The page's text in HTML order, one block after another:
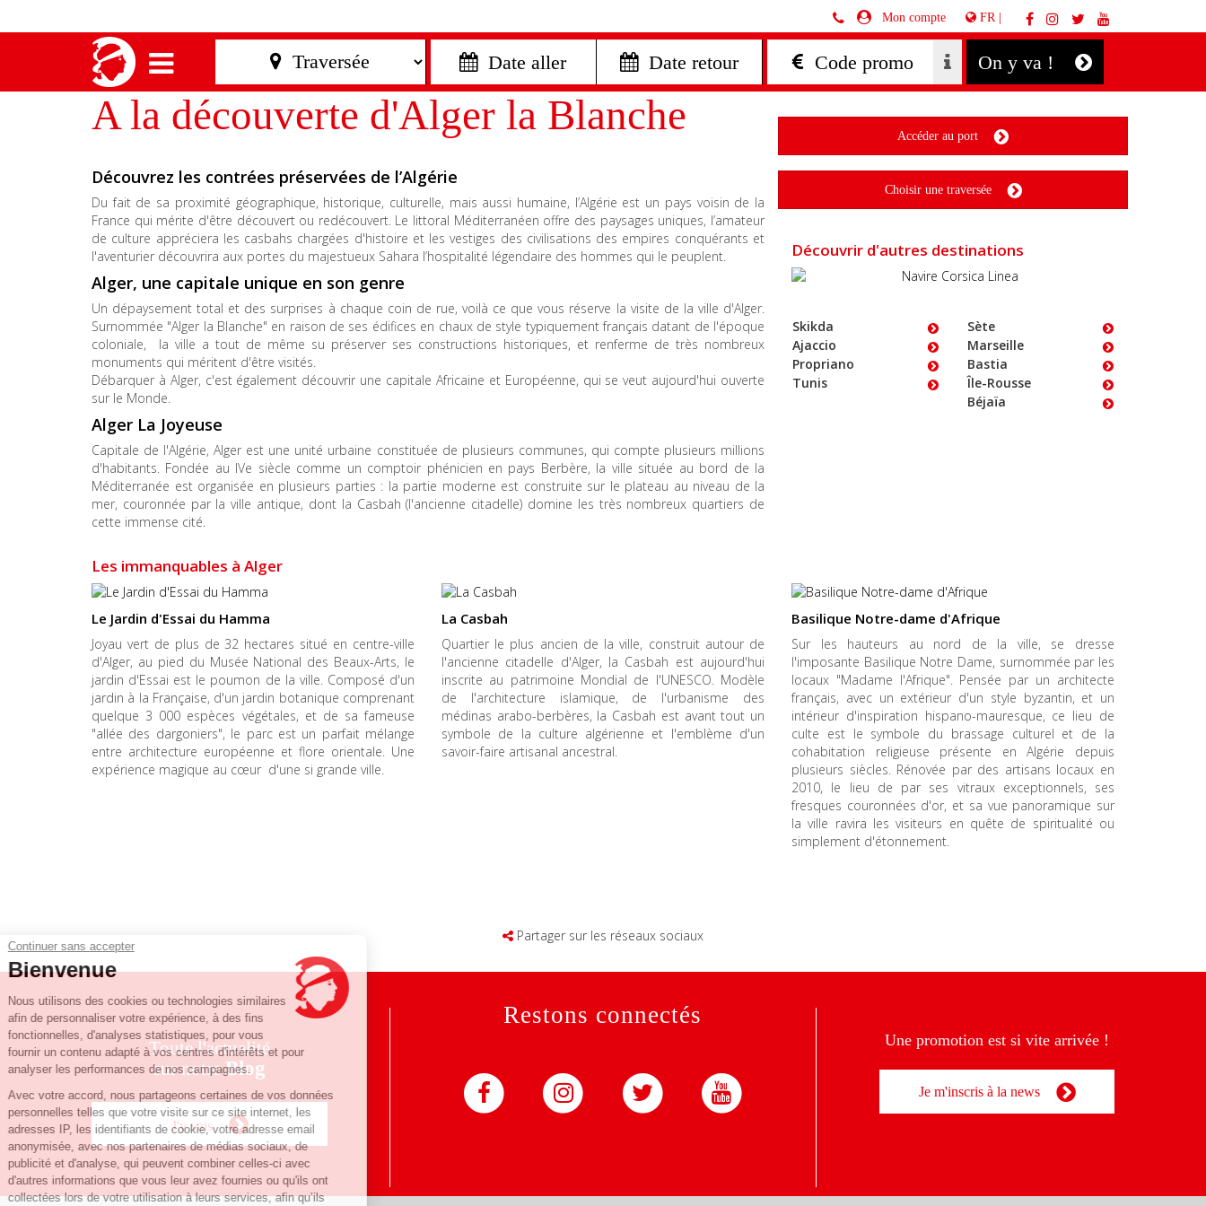
Continuer sans accepter
Bienvenue
Nous utilisons des cookies ou technologies similaires
afin de personnaliser votre expérience, à des fins
fonctionnelles, d'analyses statistiques, pour vous
fournir un contenu adapté à vos centres d'intérêts et pour
analyser les performances de nos campagnes.
Avec votre accord, nous partageons certaines de vos données
personnelles telles que votre visite sur ce site internet, les
adresses IP, les identifiants de cookie, votre adresse email
anonymisée, avec nos partenaires de médias sociaux, de
publicité et d'analyse, qui peuvent combiner celles-ci avec
d'autres informations que vous leur avez fournies ou qu'ils ont
collectées lors de votre utilisation à leurs services, afin qu’ils
Mon compte FR |
 Date aller  Date retour
A la découverte d'Alger la Blanche
Découvrez les contrées préservées de l’Algérie
Du fait de sa proximité géographique, historique, culturelle, mais aussi humaine, l’Algérie est un pays voisin de la
France qui mérite d'être découvert ou redécouvert. Le littoral Méditerranéen offre des paysages uniques, l’amateur
de culture appréciera les casbahs chargées d'histoire et les vestiges des civilisations des empires conquérants et
l'aventurier découvrira aux portes du majestueux Sahara l’hospitalité légendaire des hommes qui le peuplent.
Alger, une capitale unique en son genre
Un dépaysement total et des surprises à chaque coin de rue, voilà ce que vous réserve la visite de la ville d'Alger.
Surnommée "Alger la Blanche" en raison de ses édifices en chaux de style typiquement français datant de l'époque
coloniale, la ville a tout de même su préserver ses constructions historiques, et renferme de très nombreux
monuments qui méritent d'être visités.
Débarquer à Alger, c'est également découvrir une capitale Africaine et Européenne, qui se veut aujourd'hui ouverte
sur le Monde.
Alger La Joyeuse
Capitale de l'Algérie, Alger est une unité urbaine constituée de plusieurs communes, qui compte plusieurs millions
d'habitants. Fondée au IVe siècle comme un comptoir phénicien en pays Berbère, la ville située au bord de la
Méditerranée est organisée en plusieurs parties : la partie moderne est construite sur le plateau au niveau de la
mer, couronnée par la ville antique, dont la Casbah (l'ancienne citadelle) domine les très nombreux quartiers de
cette immense cité.
Accéder au port
Choisir une traversée
Découvrir d'autres destinations
Skikda
Ajaccio
Propriano
Tunis
Sète
Marseille
Bastia
Île-Rousse
Béjaïa
Les immanquables à Alger
Le Jardin d'Essai du Hamma
Joyau vert de plus de 32 hectares situé en centre-ville
d'Alger, au pied du Musée National des Beaux-Arts, le
jardin d'Essai est le poumon de la ville. Composé d'un
jardin à la Française, d'un jardin botanique comprenant
quelque 3 000 espèces végétales, et de sa fameuse
"allée des dargoniers", le parc est un parfait mélange
entre architecture européenne et flore orientale. Une
expérience magique au cœur d'une si grande ville.
La Casbah
Quartier le plus ancien de la ville, construit autour de
l'ancienne citadelle d'Alger, la Casbah est aujourd'hui
inscrite au patrimoine Mondial de l'UNESCO. Modèle
de l'architecture islamique, de l'urbanisme des
médinas arabo-berbères, la Casbah est avant tout un
symbole de la culture algérienne et l'emblème d'un
savoir-faire artisanal ancestral.
Basilique Notre-dame d'Afrique
Sur les hauteurs au nord de la ville, se dresse
l'imposante Basilique Notre Dame, surnommée par les
locaux "Madame l'Afrique". Pensée par un architecte
français, avec un extérieur d'un style byzantin, et un
intérieur d'inspiration hispano-mauresque, ce lieu de
culte est le symbole du brassage culturel et de la
cohabitation religieuse présente en Algérie depuis
plusieurs siècles. Rénovée par des artisans locaux en
2010, le lieu de par ses vitraux exceptionnels, ses
fresques couronnées d'or, et sa vue panoramique sur
la ville ravira les visiteurs en quête de spiritualité ou
simplement d'étonnement.
Partager sur les réseaux sociaux
Toute l'actualité
sur notreBlog
J'y vais
Restons connectés
Une promotion est si vite arrivée !
Je m'inscris à la news